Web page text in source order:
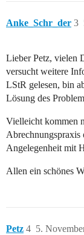
Anke_Schr_der 3
Lieber Petz, vielen
versucht weitere
LStR gelesen, bin
Lösung des
Vielleicht kommen
Abrechnungspraxis
Angelegenheit mit
Allen ein schönes
Petz 5.
4